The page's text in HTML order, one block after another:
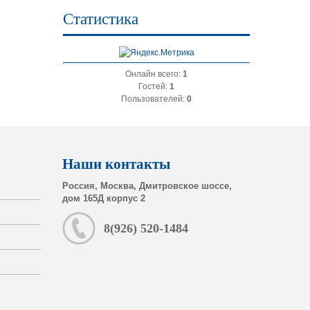
Статистика
Онлайн всего: 1
Гостей: 1
Пользователей: 0
Наши контакты
Россия, Москва, Дмитровское шоссе,
дом 165Д корпус 2
8(926) 520-1484